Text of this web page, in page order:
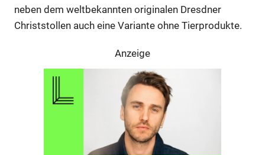
neben dem weltbekannten originalen Dresdner
Christstollen auch eine Variante ohne Tierprodukte.
Anzeige